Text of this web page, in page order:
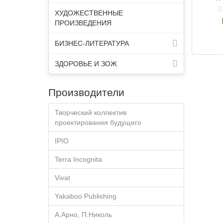
ХУДОЖЕСТВЕННЫЕ
ПРОИЗВЕДЕНИЯ
БИЗНЕС-ЛИТЕРАТУРА
ЗДОРОВЬЕ И ЗОЖ
Производители
Творческий коллектив
проектирования будущего
IPIO
Terra Incognita
Vivat
Yakaboo Publishing
А.Арно, П.Николь